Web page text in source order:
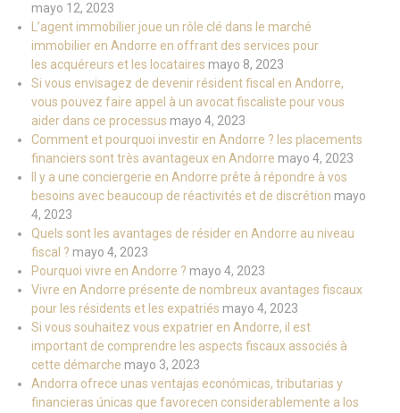
mayo 12, 2023
L’agent immobilier joue un rôle clé dans le marché
immobilier en Andorre en offrant des services pour
les acquéreurs et les locataires mayo 8, 2023
Si vous envisagez de devenir résident fiscal en Andorre,
vous pouvez faire appel à un avocat fiscaliste pour vous
aider dans ce processus mayo 4, 2023
Comment et pourquoi investir en Andorre ? les placements
financiers sont très avantageux en Andorre mayo 4, 2023
Il y a une conciergerie en Andorre prête à répondre à vos
besoins avec beaucoup de réactivités et de discrétion mayo
4, 2023
Quels sont les avantages de résider en Andorre au niveau
fiscal ? mayo 4, 2023
Pourquoi vivre en Andorre ? mayo 4, 2023
Vivre en Andorre présente de nombreux avantages fiscaux
pour les résidents et les expatriés mayo 4, 2023
Si vous souhaitez vous expatrier en Andorre, il est
important de comprendre les aspects fiscaux associés à
cette démarche mayo 3, 2023
Andorra ofrece unas ventajas económicas, tributarias y
financieras únicas que favorecen considerablemente a los